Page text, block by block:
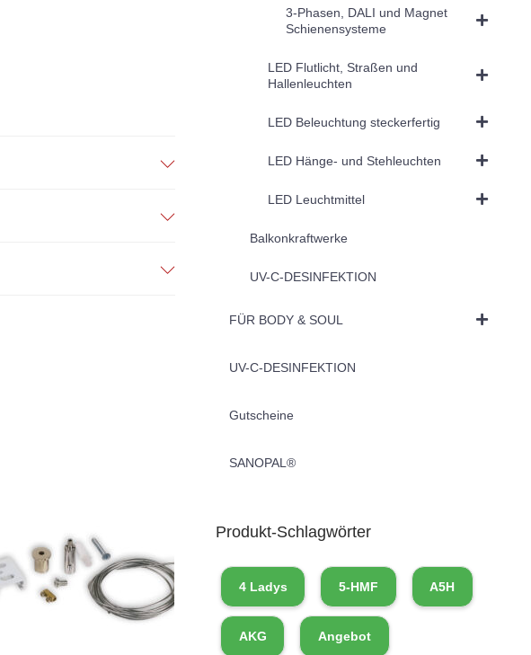
3-Phasen, DALI und Magnet
Schienensysteme
LED Flutlicht, Straßen und
Hallenleuchten
LED Beleuchtung steckerfertig
LED Hänge- und Stehleuchten
LED Leuchtmittel
Balkonkraftwerke
UV-C-DESINFEKTION
FÜR BODY & SOUL
UV-C-DESINFEKTION
Gutscheine
SANOPAL®
Produkt-Schlagwörter
4 Ladys 5-HMF A5H
AKG Angebot